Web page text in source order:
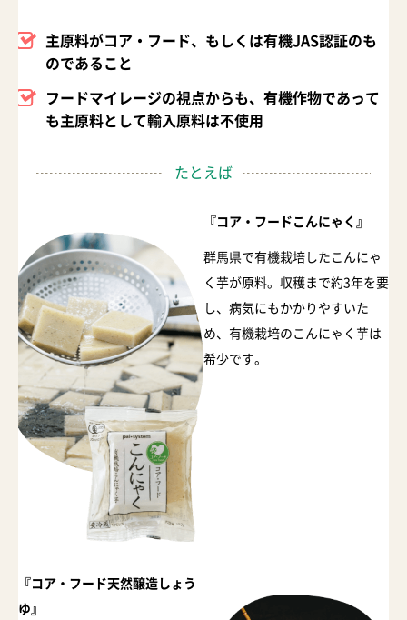
主原料がコア・フード、もしくは有機JAS認証のも
のであること
フードマイレージの視点からも、有機作物であって
も主原料として輸入原料は不使用
たとえば
『コア・フードこんにゃく』
群馬県で有機栽培したこんにゃ
く芋が原料。収穫まで約3年を要
し、病気にもかかりやすいた
め、有機栽培のこんにゃく芋は
希少です。
『コア・フード天然醸造しょう
ゆ』